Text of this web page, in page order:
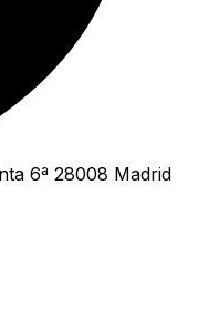
6ª 28008 Madrid